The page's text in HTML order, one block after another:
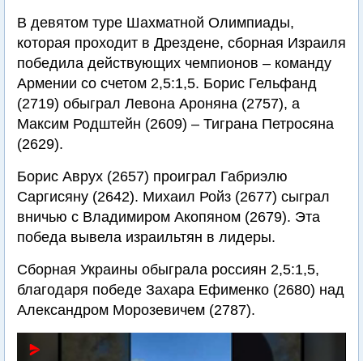
В девятом туре Шахматной Олимпиады,
которая проходит в Дрездене, сборная Израиля
победила действующих чемпионов – команду
Армении со счетом 2,5:1,5. Борис Гельфанд
(2719) обыграл Левона Ароняна (2757), а
Максим Родштейн (2609) – Тиграна Петросяна
(2629).
Борис Аврух (2657) проиграл Габриэлю
Саргисяну (2642). Михаил Ройз (2677) сыграл
вничью с Владимиром Акопяном (2679). Эта
победа вывела израильтян в лидеры.
Сборная Украины обыграла россиян 2,5:1,5,
благодаря победе Захара Ефименко (2680) над
Александром Морозевичем (2787).